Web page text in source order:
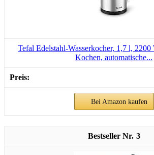
Tefal Edelstahl-Wasserkocher, 1,7 l, 2200
Kochen, automatische...
Bei Amazon kaufen
3